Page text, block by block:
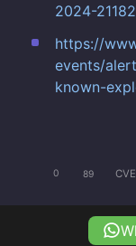
2024-21182
https://
events/
known-
0 89